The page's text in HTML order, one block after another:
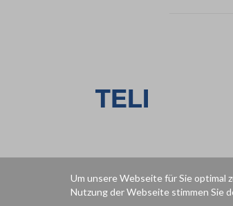
Um unsere Webseite für Sie optimal
Nutzung der Webseite stimmen Sie